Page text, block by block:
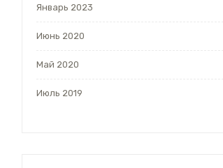
Январь 2023
Июнь 2020
Май 2020
Июль 2019